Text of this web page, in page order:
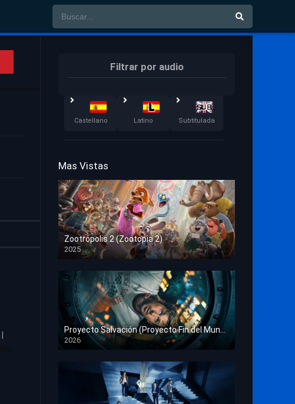
Filtrar por audio
Castellano Latino Subtitulada
Mas Vistas
Zootrópolis 2 (Zootopia 2)
2025
HD 1080p
Proyecto Salvación (Proyecto Fin del Mundo)
2026
HD 1080p